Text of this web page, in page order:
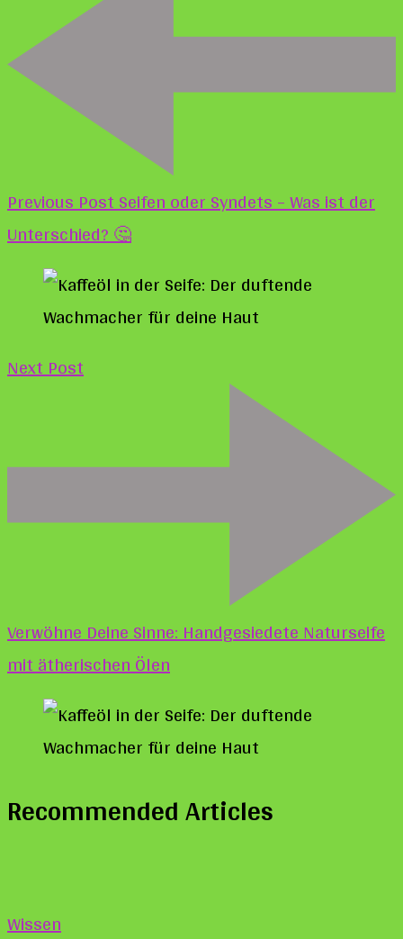
Navigation
Previous PostSeifen oder Syndets – Was ist der
Unterschied? 🤔
Next Post
Verwöhne Deine Sinne: Handgesiedete Naturseife
mit ätherischen Ölen
Recommended Articles
Wissen